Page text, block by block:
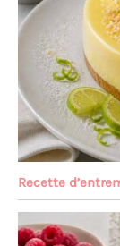
Recette